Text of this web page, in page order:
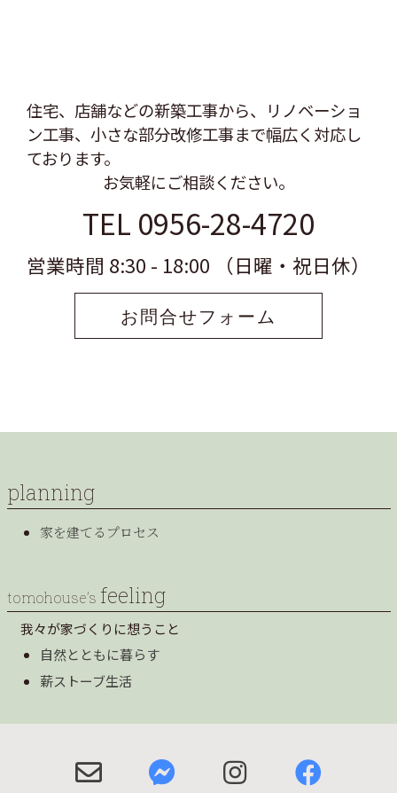
住宅、店舗などの新築工事から、リノベーショ
ン工事、 小さな部分改修工事まで幅広く対応し
ております。
お気軽にご相談ください。
TEL 0956-28-4720
営業時間 8:30 - 18:00 （日曜・祝日休）
お問合せフォーム
planning
家を建てるプロセス
tomohouse’s feeling
我々が家づくりに想うこと
自然とともに暮らす
薪ストーブ生活